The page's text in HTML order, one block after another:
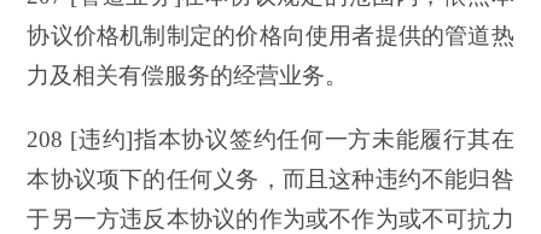
协议价格机制制定的价格向使用者提供的管道热
力及相关有偿服务的经营业务。
208 [违约]指本协议签约任何一方未能履行其在
本协议项下的任何义务，而且这种违约不能归咎
于另一方违反本协议的作为或不作为或不可抗力